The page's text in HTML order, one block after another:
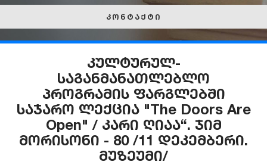
კონტაქტი
კულტურულ-
საგანმანათლებლო
პროგრამის ფარგლებში
საჯარო ლექცია "The Doors Are
Open" / კარი ღიაა“. ჯიმ
მორისონი - 80 /11 დეკემბერი.
მუზეუმი/